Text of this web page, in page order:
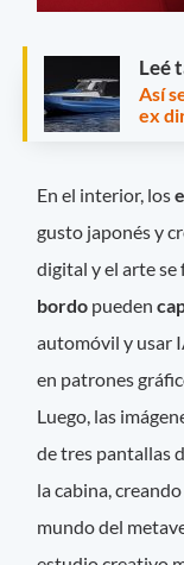
Leé
Así
ex
En el interior, los
gusto japonés y
digital y el arte se
bordo pueden
automóvil y usar
en patrones
Luego, las
de tres pantallas
la cabina,
mundo del